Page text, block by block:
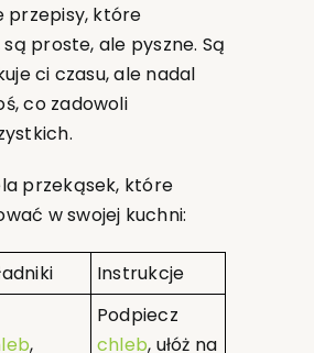
przepisy, które
proste, ale pyszne. Są
ci czasu, ale nadal
co zadowoli
przekąsek, które
w swojej kuchni:
Instrukcje
,
Podpiecz
chleb, ułóż na